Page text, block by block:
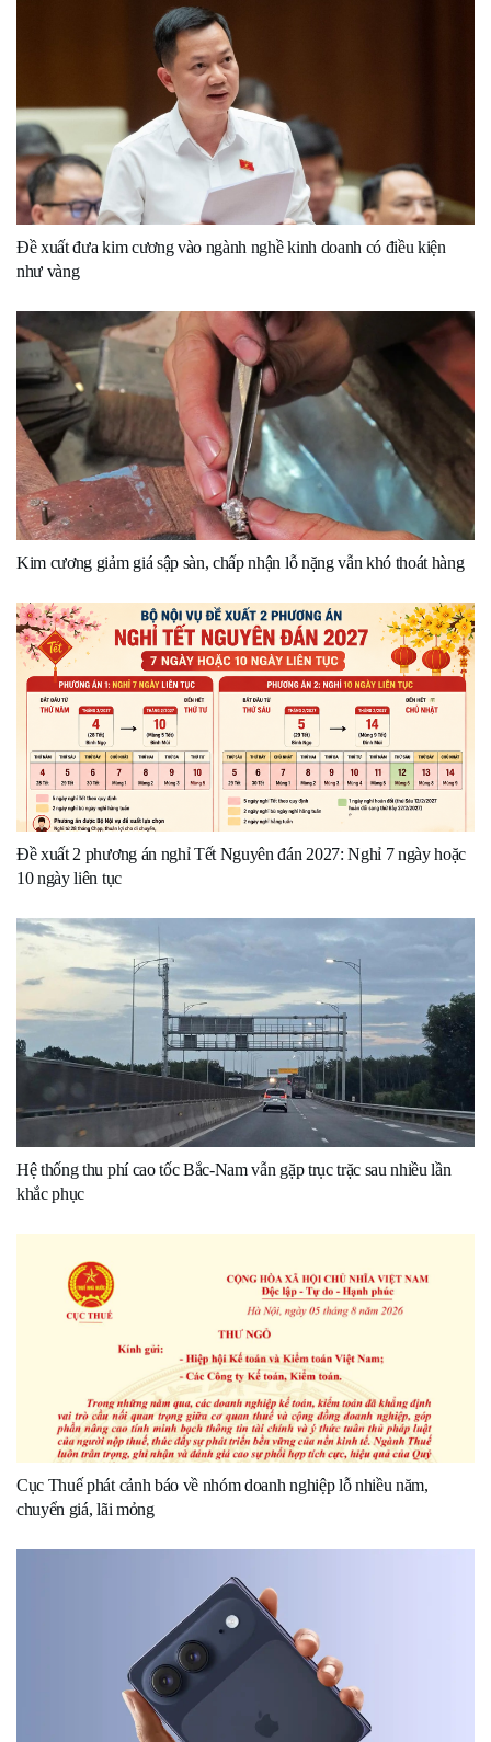
Đề xuất đưa kim cương vào ngành nghề kinh doanh có điều kiện
như vàng
Kim cương giảm giá sập sàn, chấp nhận lỗ nặng vẫn khó thoát hàng
Đề xuất 2 phương án nghỉ Tết Nguyên đán 2027: Nghỉ 7 ngày hoặc
10 ngày liên tục
Hệ thống thu phí cao tốc Bắc-Nam vẫn gặp trục trặc sau nhiều lần
khắc phục
Cục Thuế phát cảnh báo về nhóm doanh nghiệp lỗ nhiều năm,
chuyển giá, lãi mỏng